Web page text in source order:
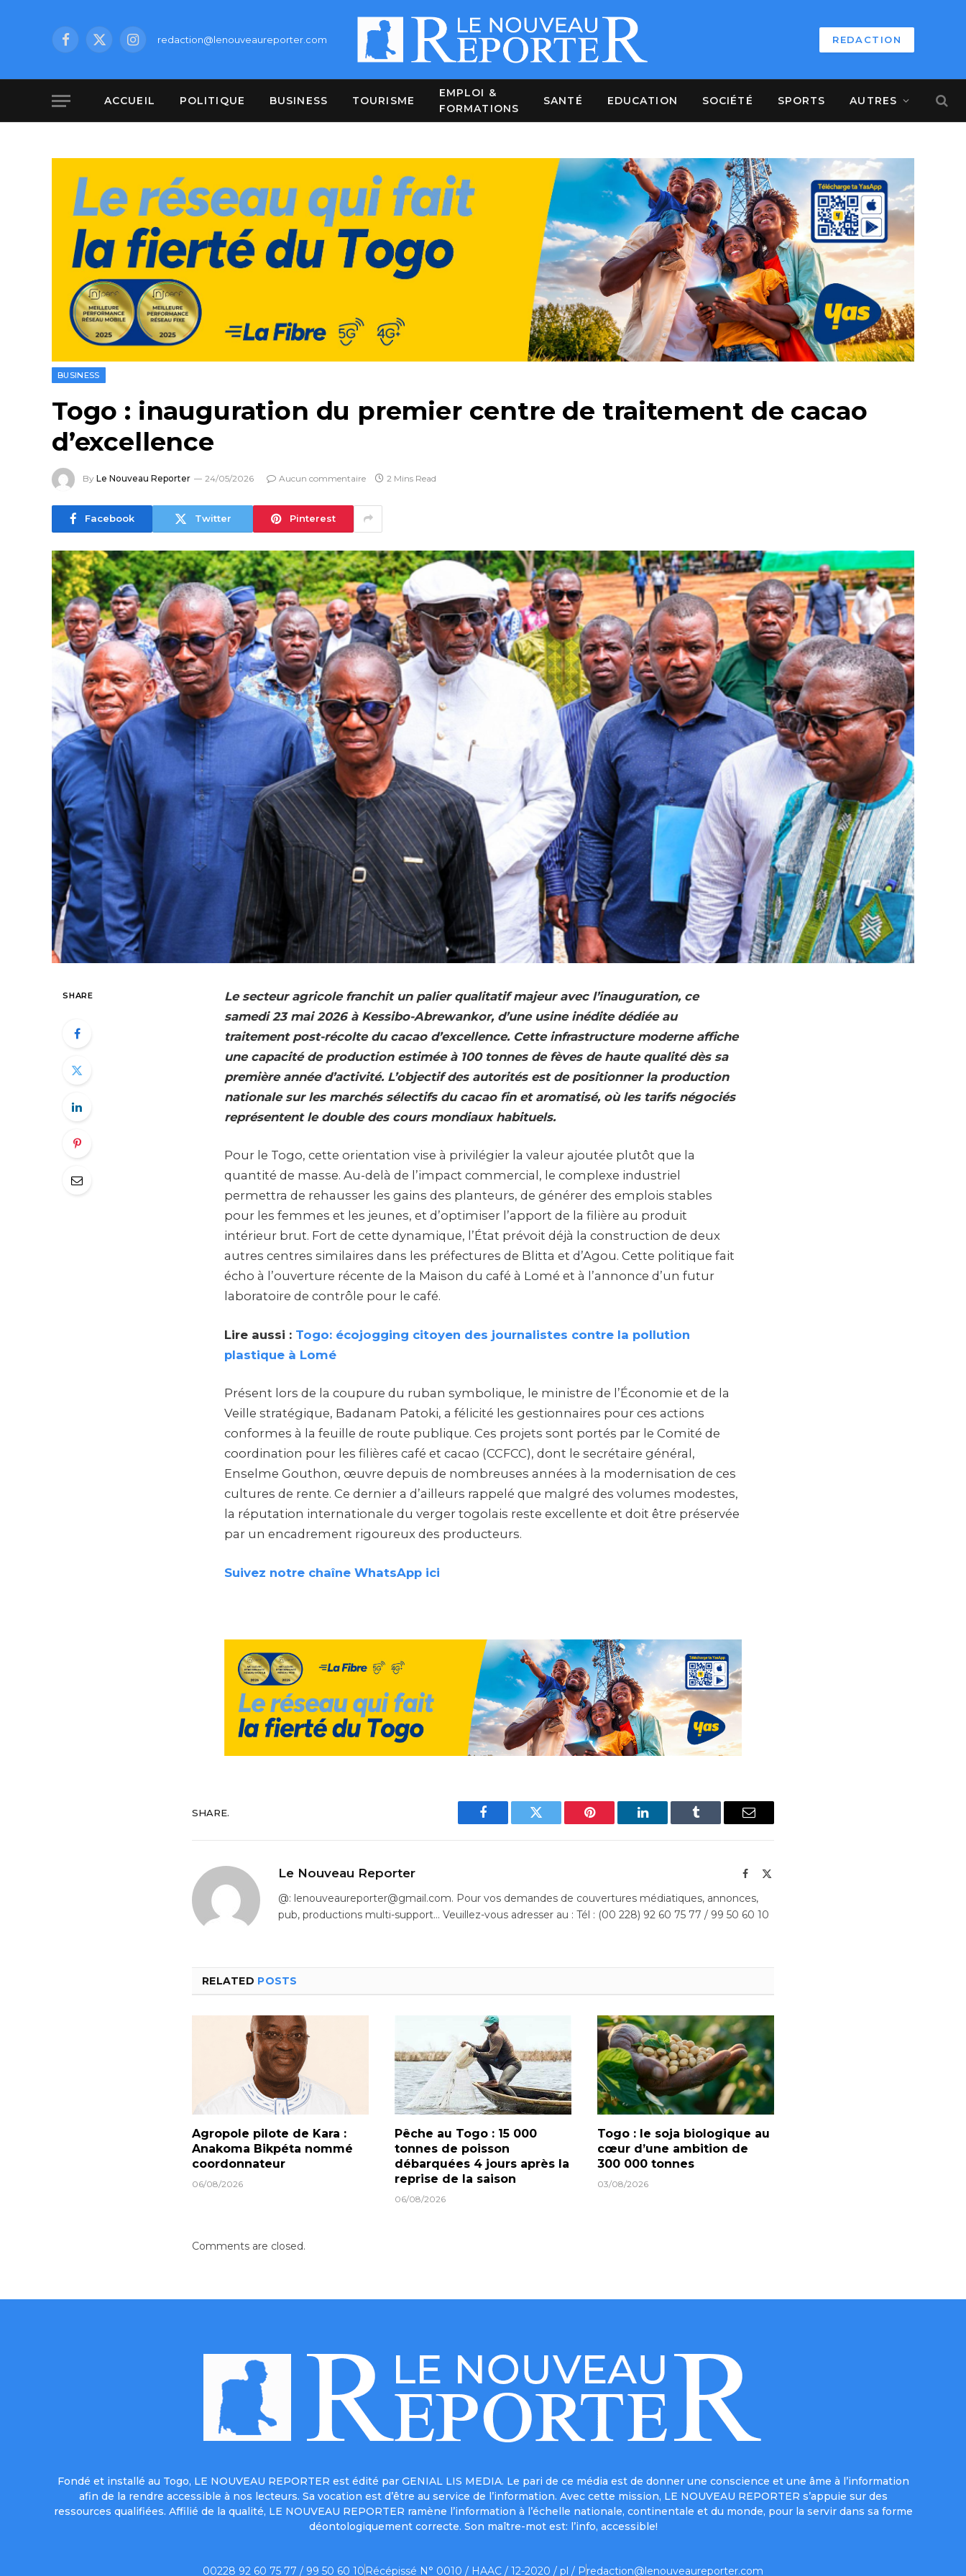
Facebook
X
Instagramredaction@lenouveaureporter.com REDACTION
ACCUEIL POLITIQUE BUSINESS TOURISME
EMPLOI &
FORMATIONS
SANTÉ EDUCATION SOCIÉTÉ SPORTS AUTRES
BUSINESS
Togo : inauguration du premier centre de traitement de cacao
d’excellence
By Le Nouveau Reporter 24/05/2026 Aucun commentaire 2 Mins Read
Facebook Twitter Pinterest
SHARE
Le secteur agricole franchit un palier qualitatif majeur avec l’inauguration, ce
samedi 23 mai 2026 à Kessibo-Abrewankor, d’une usine inédite dédiée au
traitement post-récolte du cacao d’excellence. Cette infrastructure moderne affiche
une capacité de production estimée à 100 tonnes de fèves de haute qualité dès sa
première année d’activité. L’objectif des autorités est de positionner la production
nationale sur les marchés sélectifs du cacao fin et aromatisé, où les tarifs négociés
représentent le double des cours mondiaux habituels.
Pour le Togo, cette orientation vise à privilégier la valeur ajoutée plutôt que la
quantité de masse. Au-delà de l’impact commercial, le complexe industriel
permettra de rehausser les gains des planteurs, de générer des emplois stables
pour les femmes et les jeunes, et d’optimiser l’apport de la filière au produit
intérieur brut. Fort de cette dynamique, l’État prévoit déjà la construction de deux
autres centres similaires dans les préfectures de Blitta et d’Agou. Cette politique fait
écho à l’ouverture récente de la Maison du café à Lomé et à l’annonce d’un futur
laboratoire de contrôle pour le café.
Lire aussi : Togo: écojogging citoyen des journalistes contre la pollution
plastique à Lomé
Présent lors de la coupure du ruban symbolique, le ministre de l’Économie et de la
Veille stratégique, Badanam Patoki, a félicité les gestionnaires pour ces actions
conformes à la feuille de route publique. Ces projets sont portés par le Comité de
coordination pour les filières café et cacao (CCFCC), dont le secrétaire général,
Enselme Gouthon, œuvre depuis de nombreuses années à la modernisation de ces
cultures de rente. Ce dernier a d’ailleurs rappelé que malgré des volumes modestes,
la réputation internationale du verger togolais reste excellente et doit être préservée
par un encadrement rigoureux des producteurs.
Suivez notre chaîne WhatsApp ici
SHARE.
Facebook Twitter Pinterest LinkedIn Tumblr Email
Le Nouveau Reporter Facebook
@: lenouveaureporter@gmail.com. Pour vos demandes de couvertures médiatiques, annonces,
pub, productions multi-support… Veuillez-vous adresser au : Tél : (00 228) 92 60 75 77 / 99 50 60 10
RELATED POSTS
Agropole pilote de Kara :
Anakoma Bikpéta nommé
coordonnateur
06/08/2026
Pêche au Togo : 15 000
tonnes de poisson
débarquées 4 jours après la
reprise de la saison
06/08/2026
Togo : le soja biologique au
cœur d’une ambition de
300 000 tonnes
03/08/2026
Comments are closed.
Fondé et installé au Togo, LE NOUVEAU REPORTER est édité par GENIAL LIS MEDIA. Le pari de ce média est de donner une conscience et une âme à l’information
afin de la rendre accessible à nos lecteurs. Sa vocation est d’être au service de l’information. Avec cette mission, LE NOUVEAU REPORTER s’appuie sur des
ressources qualifiées. Affilié de la qualité, LE NOUVEAU REPORTER ramène l’information à l’échelle nationale, continentale et du monde, pour la servir dans sa forme
déontologiquement correcte. Son maître-mot est: l’info, accessible!
00228 92 60 75 77 / 99 50 60 10 Récépissé N° 0010 / HAAC / 12-2020 / pl / Predaction@lenouveaureporter.com